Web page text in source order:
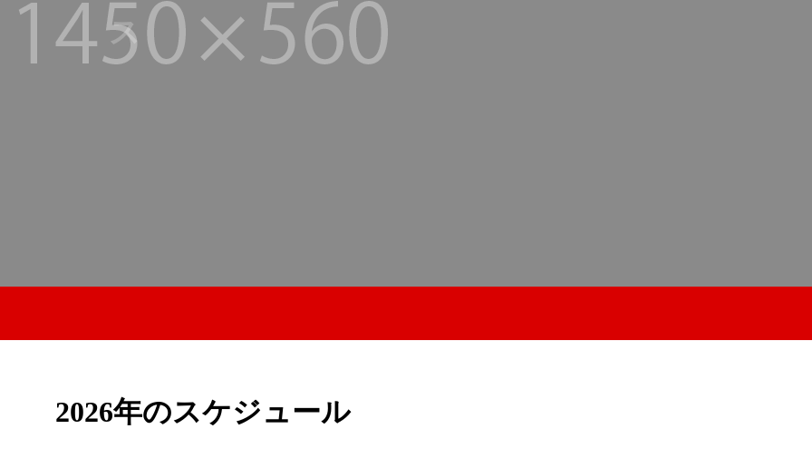
ス ケ ジュール
2026年のスケジュール